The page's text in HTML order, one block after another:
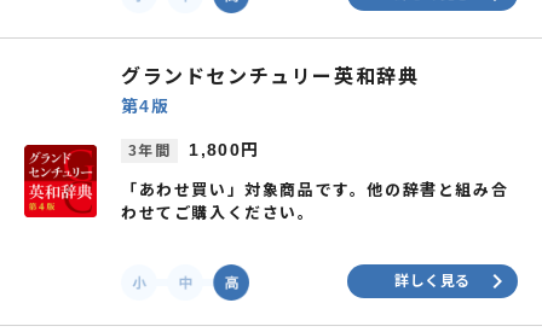
グランドセンチュリー英和辞典
第4版
3年間 1,800円
「あわせ買い」対象商品です。他の辞書と組み合
わせてご購入ください。
詳しく見る keyboard_arrow_right